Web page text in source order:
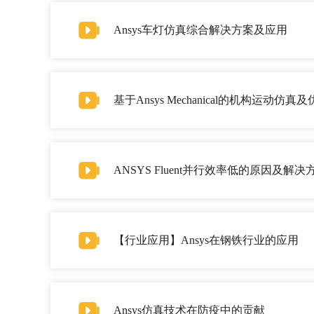
Ansys车灯仿真综合解决方案及应用
基于Ansys Mechanical的机构运动仿真及
ANSYS Fluent并行效率低的原因及解决
【行业应用】Ansys在钢铁行业的应用
Ansys仿真技术在防疫中的贡献